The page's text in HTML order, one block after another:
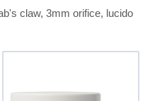
claw, 3mm orifice, lucido